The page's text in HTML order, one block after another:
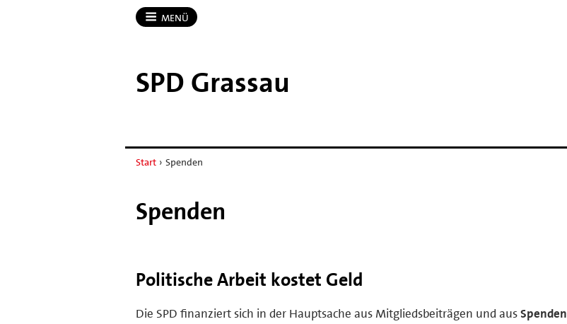
MENÜ
SPD Grassau
Start › Spenden
Spenden
Politische Arbeit kostet Geld
Die SPD finanziert sich in der Hauptsache aus Mitgliedsbeiträgen und ausSpenden